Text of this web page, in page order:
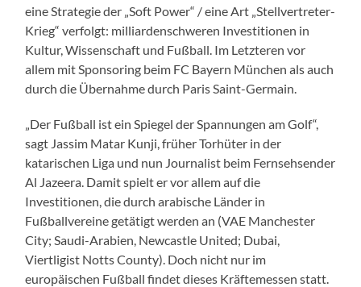
eine Strategie der „Soft Power“ / eine Art „Stellvertreter-
Krieg“ verfolgt: milliardenschweren Investitionen in
Kultur, Wissenschaft und Fußball. Im Letzteren vor
allem mit Sponsoring beim FC Bayern München als auch
durch die Übernahme durch Paris Saint-Germain.
„Der Fußball ist ein Spiegel der Spannungen am Golf“,
sagt Jassim Matar Kunji, früher Torhüter in der
katarischen Liga und nun Journalist beim Fernsehsender
Al Jazeera. Damit spielt er vor allem auf die
Investitionen, die durch arabische Länder in
Fußballvereine getätigt werden an (VAE Manchester
City; Saudi-Arabien, Newcastle United; Dubai,
Viertligist NottsCounty). Doch nicht nur im
europäischen Fußball findet dieses Kräftemessen statt.